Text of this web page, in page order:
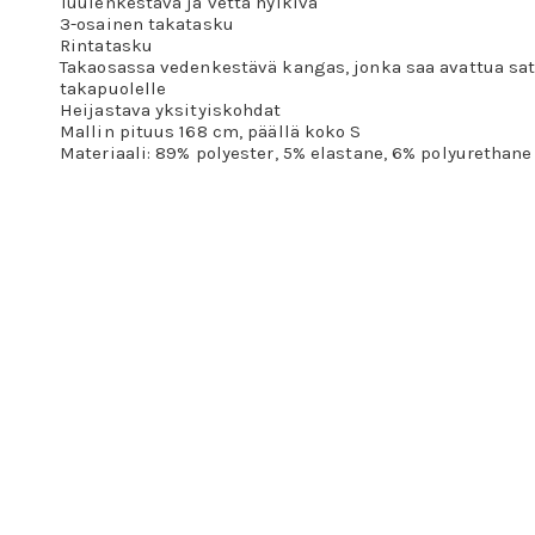
3-osainen takatasku
Rintatasku
Takaosassa vedenkestävä kangas, jonka saa avattua
takapuolelle
Heijastava yksityiskohdat
Mallin pituus 168 cm, päällä koko S
Materiaali: 89% polyester, 5% elastane, 6% polyurethane